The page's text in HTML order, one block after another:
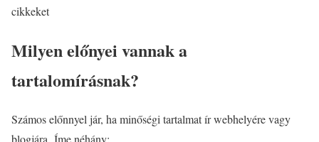
cikkeket
Milyen előnyei vannak a
tartalomírásnak?
Számos előnnyel jár, ha minőségi tartalmat ír webhelyére vagy
blogjára. Íme néhány: